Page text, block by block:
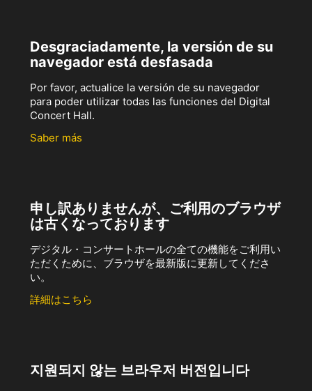
Desgraciadamente, la versión de su
navegador está desfasada
Por favor, actualice la versión de su navegador
para poder utilizar todas las funciones del Digital
Concert Hall.
Saber más
申し訳ありませんが、ご利用のブラウザ
は古くなっております
デジタル・コンサートホールの全ての機能をご利用い
ただくために、ブラウザを最新版に更新してくださ
い。
詳細はこちら
지원되지 않는 브라우저 버전입니다